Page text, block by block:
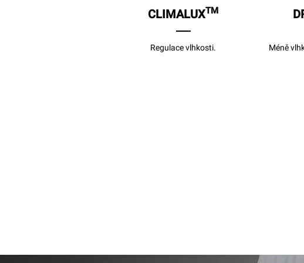
CLIMALUXTM
Regulace vlhkosti. Méně